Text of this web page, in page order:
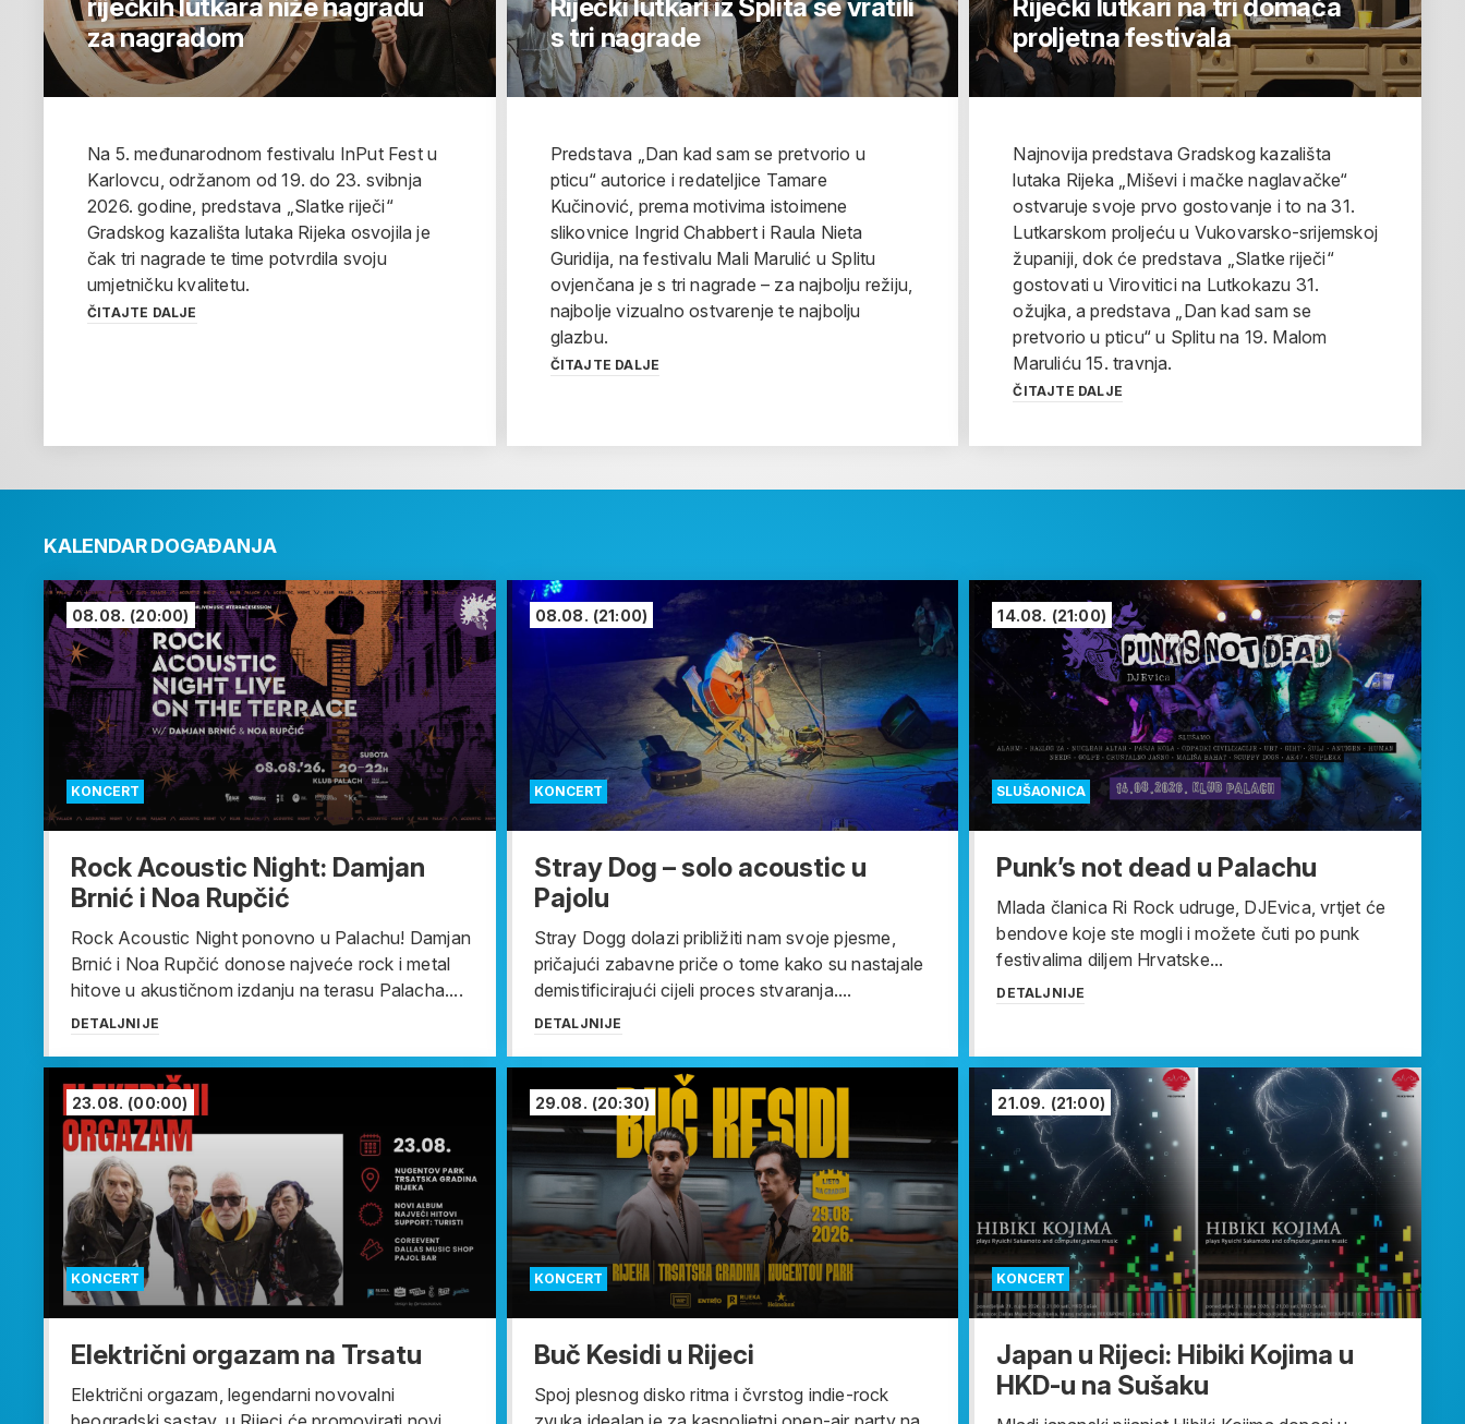
riječkih lutkara niže nagradu
za nagradom
Na 5. međunarodnom festivalu InPut Fest u
Karlovcu, održanom od 19. do 23. svibnja
2026. godine, predstava „Slatke riječi“
Gradskog kazališta lutaka Rijeka osvojila je
čak tri nagrade te time potvrdila svoju
umjetničku kvalitetu.
ČITAJTE DALJE
Riječki lutkari iz Splita se vratili
s tri nagrade
Predstava „Dan kad sam se pretvorio u
pticu“ autorice i redateljice Tamare
Kučinović, prema motivima istoimene
slikovnice Ingrid Chabbert i Raula Nieta
Guridija, na festivalu Mali Marulić u Splitu
ovjenčana je s tri nagrade – za najbolju režiju,
najbolje vizualno ostvarenje te najbolju
glazbu.
ČITAJTE DALJE
Riječki lutkari na tri domaća
proljetna festivala
Najnovija predstava Gradskog kazališta
lutaka Rijeka „Miševi i mačke naglavačke“
ostvaruje svoje prvo gostovanje i to na 31.
Lutkarskom proljeću u Vukovarsko-srijemskoj
županiji, dok će predstava „Slatke riječi“
gostovati u Virovitici na Lutkokazu 31.
ožujka, a predstava „Dan kad sam se
pretvorio u pticu“ u Splitu na 19. Malom
Maruliću 15. travnja.
ČITAJTE DALJE
KALENDAR DOGAĐANJA
KONCERT
08.08. (20:00)
Rock Acoustic Night: Damjan
Brnić i Noa Rupčić
Rock Acoustic Night ponovno u Palachu! Damjan
Brnić i Noa Rupčić donose najveće rock i metal
hitove u akustičnom izdanju na terasu Palacha....
DETALJNIJE
KONCERT
08.08. (21:00)
Stray Dog – solo acoustic u
Pajolu
Stray Dogg dolazi približiti nam svoje pjesme,
pričajući zabavne priče o tome kako su nastajale
demistificirajući cijeli proces stvaranja....
DETALJNIJE
SLUŠAONICA
14.08. (21:00)
Punk’s not dead u Palachu
Mlada članica Ri Rock udruge, DJEvica, vrtjet će
bendove koje ste mogli i možete čuti po punk
festivalima diljem Hrvatske...
DETALJNIJE
KONCERT
23.08. (00:00)
Električni orgazam na Trsatu
Električni orgazam, legendarni novovalni
KONCERT
29.08. (20:30)
Buč Kesidi u Rijeci
Spoj plesnog disko ritma i čvrstog indie-rock
KONCERT
21.09. (21:00)
Japan u Rijeci: Hibiki Kojima u
HKD-u na Sušaku